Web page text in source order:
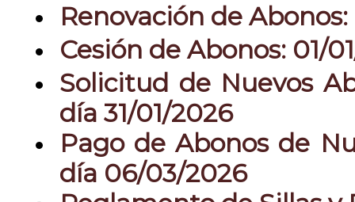
Renovación de
Cesión de Abonos: 01/
Solicitud de Nuevos
día 31/01/2026
Pago de Abonos de
día 06/03/2026